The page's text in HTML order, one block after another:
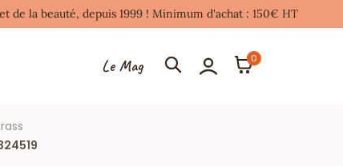
de la beauté, depuis 1999 ! Minimum d'achat : 150€ HT
Le Mag 0